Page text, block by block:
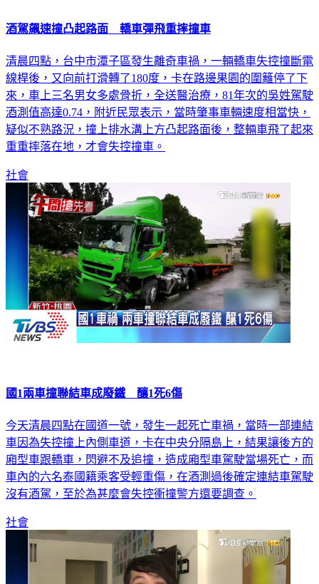
酒駕飆速撞凸起路面 轎車彈飛重摔撞車
清晨四點，台中市潭子區發生離奇車禍，一輛轎車失控撞斷電
線桿後，又向前打滑轉了180度，卡在路邊果園的圍籬停了下
來，車上三名男女多處骨折，全送醫治療，81年次的吳姓駕駛
酒測值高達0.74，附近民眾表示，當時肇事車輛速度相當快，
疑似不熟路況，撞上排水溝上方凸起路面後，整輛車飛了起來
重重摔落在地，才會失控撞車。
社會
國1兩車撞聯結車成廢鐵 釀1死6傷
今天清晨四點在國道一號，發生一起死亡車禍，當時一部連結
車因為失控撞上內側車道，卡在中央分隔島上，結果讓後方的
廂型車跟轎車，閃避不及追撞，造成廂型車駕駛當場死亡，而
車內的六名泰國籍乘客受輕重傷，在酒測過後確定連結車駕駛
沒有酒駕，至於為甚麼會失控衝撞警方還要調查。
社會